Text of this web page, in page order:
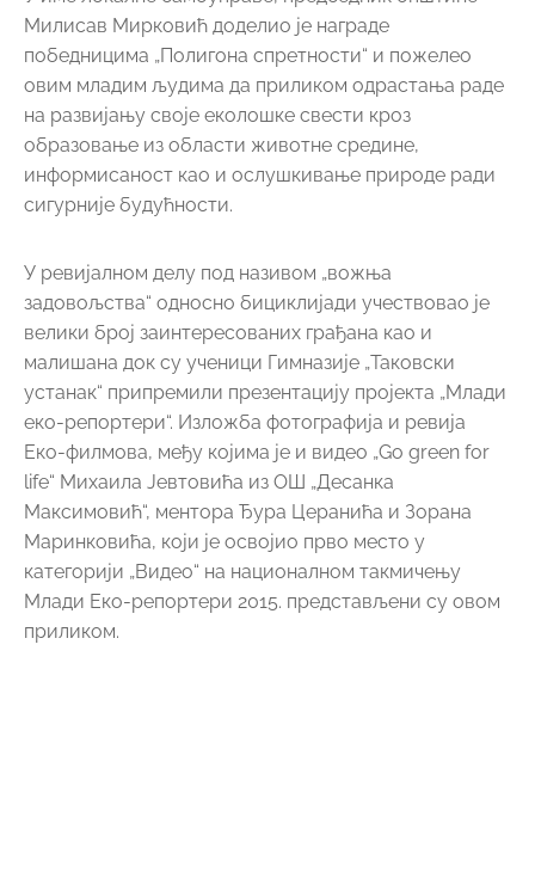
Милисав Мирковић доделио је награде
победницима „Полигона спретности“ и пожелео
овим младим људима да приликом одрастања раде
на развијању своје еколошке свести кроз
образовање из области животне средине,
информисаност као и ослушкивање природе ради
сигурније будућности.
У ревијалном делу под називом „вожња
задовољства“ односно бициклијади учествовао је
велики број заинтересованих грађана као и
малишана док су ученици Гимназије „Таковски
устанак“ припремили презентацију пројекта „Млади
еко-репортери“. Изложба фотографија и ревија
Еко-филмова, међу којима је и видео „Go green for
life“ Михаила Јевтовића из ОШ „Десанка
Максимовић“, ментора Ђура Церанића и Зорана
Маринковића, који је освојио прво место у
категорији „Видео“ на националном такмичењу
Млади Еко-репортери 2015. представљени су овом
приликом.